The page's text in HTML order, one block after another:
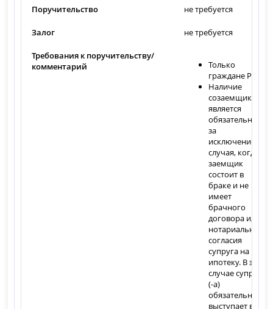
Поручительство не требуется
Залог не требуется
Требования к поручительству/
комментарий
Только
граждане РФ
Наличие
созаемщика не
является
обязательным,
за
исключением
случая, когда
заемщик
состоит в
браке и не
имеет
брачного
договора или
нотариального
согласия
супруга на
ипотеку. В этом
случае супруг
(-а)
обязательно
выступает в